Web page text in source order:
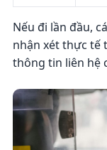
Nếu đi lần đầu,
nhận xét thực tế
thông tin liên hệ